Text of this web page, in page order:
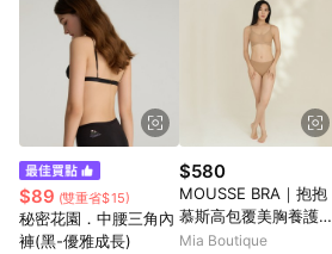
$89 (雙重省$15)
秘密花園．中腰三角內
褲(黑-優雅成長)
$580
MOUSSE BRA｜抱抱
慕斯高包覆美胸養護無
痕無鋼圈內衣
Mia Boutique